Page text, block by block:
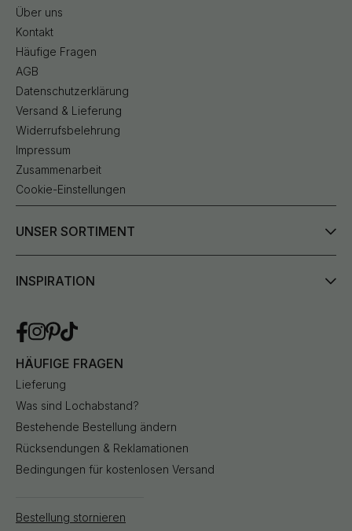
Über uns
Kontakt
Häufige Fragen
AGB
Datenschutzerklärung
Versand & Lieferung
Widerrufsbelehrung
Impressum
Zusammenarbeit
Cookie-Einstellungen
UNSER SORTIMENT
INSPIRATION
HÄUFIGE FRAGEN
Lieferung
Was sind Lochabstand?
Bestehende Bestellung ändern
Rücksendungen & Reklamationen
Bedingungen für kostenlosen Versand
Bestellung stornieren